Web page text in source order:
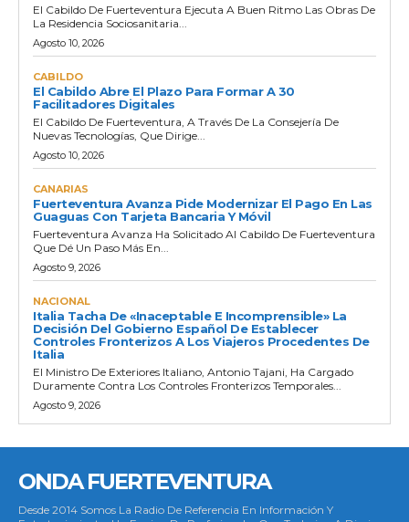
El Cabildo De Fuerteventura Ejecuta A Buen Ritmo Las Obras De
La Residencia Sociosanitaria...
Agosto 10, 2026
CABILDO
El Cabildo Abre El Plazo Para Formar A 30
Facilitadores Digitales
El Cabildo De Fuerteventura, A Través De La Consejería De
Nuevas Tecnologías, Que Dirige...
Agosto 10, 2026
CANARIAS
Fuerteventura Avanza Pide Modernizar El Pago En Las
Guaguas Con Tarjeta Bancaria Y Móvil
Fuerteventura Avanza Ha Solicitado Al Cabildo De Fuerteventura
Que Dé Un Paso Más En...
Agosto 9, 2026
NACIONAL
Italia Tacha De «inaceptable E Incomprensible» La
Decisión Del Gobierno Español De Establecer
Controles Fronterizos A Los Viajeros Procedentes De
Italia
El Ministro De Exteriores Italiano, Antonio Tajani, Ha Cargado
Duramente Contra Los Controles Fronterizos Temporales...
Agosto 9, 2026
ONDA FUERTEVENTURA
Desde 2014 Somos La Radio De Referencia En Información Y